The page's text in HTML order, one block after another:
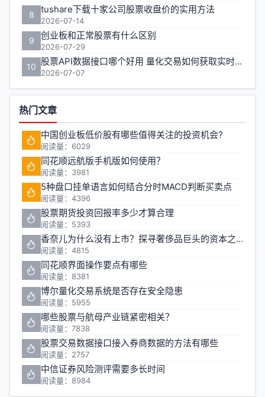
8 tushare下载十家公司股票收盘价的实用方法
2026-07-14
9 创业板和正常股票有什么区别
2026-07-29
10 股票API数据接口哪个好用 量化交易如何获取实时行情
2026-07-07
热门文章
中国创业板低价股有哪些值得关注的投资机会?
阅读量：6029
同花顺远航版手机版如何使用？
阅读量：3981
5种盘口挂单语言如何结合分时MACD判断买卖点
阅读量：4396
股票期货投资回报率多少才算合理
阅读量：5393
香奈儿为什么没有上市？探寻奢侈品巨头的资本之路
阅读量：4815
同花顺界面操作要点有哪些
阅读量：8381
博尔量化交易系统是否存在安全隐患
阅读量：5955
哪些股票与航母产业链紧密相关？
阅读量：7838
股票交易数据接口接入券商数据的方法有哪些
阅读量：2757
中信证券风险测评需要多长时间
阅读量：8984